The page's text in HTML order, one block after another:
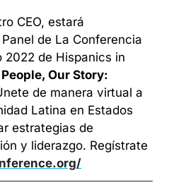
CEO, estará
de La Conferencia
2022 de Hispanics in
Our Story:
de manera virtual a
Latina en Estados
estrategias de
y liderazgo. Regístrate